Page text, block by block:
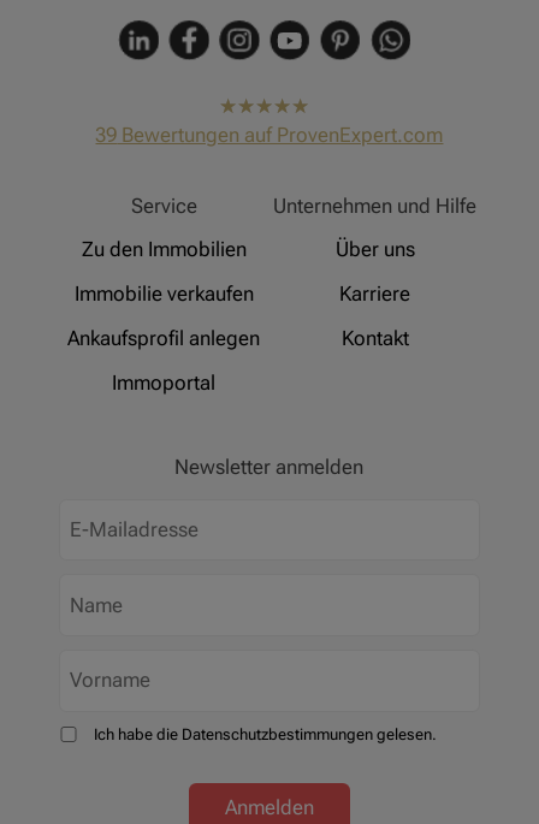
hat4,91
von5
39 Bewertungen auf ProvenExpert.com
Service
Zu den Immobilien
Immobilie verkaufen
Ankaufsprofil anlegen
Immoportal
Unternehmen und Hilfe
Über uns
Karriere
Kontakt
Newsletter anmelden
Ich habe die Datenschutzbestimmungen gelesen.
Anmelden